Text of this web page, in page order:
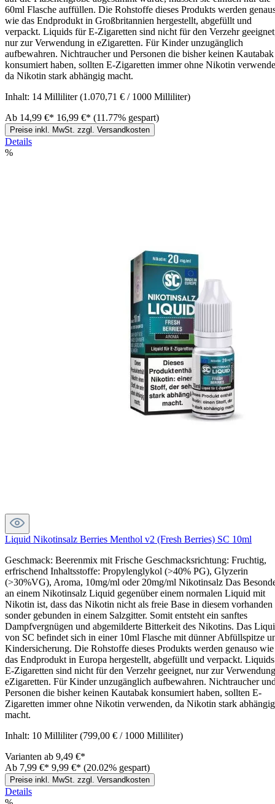
60ml Flasche auffüllen. Die Rohstoffe dieses Produkts werden
wie das Endprodukt in Großbritannien hergestellt, abgefüllt und
verpackt. Liquids für E-Zigaretten sind nicht für den Verzehr
nur zur Verwendung in eZigaretten. Für Kinder unzugänglich
aufbewahren. Nichtraucher und Personen die bisher keinen Kautabak
konsumiert haben, sollten E-Zigaretten immer ohne Nikotin
da Nikotin stark abhängig macht.
Inhalt: 14 Milliliter(1.070,71 € / 1000 Milliliter)
Ab 14,99 €* 16,99 €* (11.77% gespart)
Preise inkl. MwSt. zzgl. Versandkosten
Details
%
Liquid Nikotinsalz Berries Menthol v2 (Fresh Berries) SC 10ml
Geschmack: Beerenmix mit Frische Geschmacksrichtung: Fruchtig,
erfrischend Inhaltsstoffe: Propylenglykol (>40% PG), Glyzerin
(>30%VG), Aroma, 10mg/ml oder 20mg/ml Nikotinsalz Das
an einem Nikotinsalz Liquid gegenüber einem normalen Liquid mit
Nikotin ist, dass das Nikotin nicht als freie Base in diesem vorhanden
sonder gebunden in einem Salzgitter. Somit entsteht ein sanftes
Dampfvergnügen und abgemilderte Bitterkeit des Nikotins. Das
von SC befindet sich in einer 10ml Flasche mit dünner Abfüllspitze
Kindersicherung. Die Rohstoffe dieses Produkts werden genauso wie
das Endprodukt in Europa hergestellt, abgefüllt und verpackt.
E-Zigaretten sind nicht für den Verzehr geeignet, nur zur
eZigaretten. Für Kinder unzugänglich aufbewahren. Nichtraucher
Personen die bisher keinen Kautabak konsumiert haben, sollten E-
Zigaretten immer ohne Nikotin verwenden, da Nikotin stark abhängig
macht.
Inhalt: 10 Milliliter(799,00 € / 1000 Milliliter)
Varianten ab 9,49 €*
Ab 7,99 €* 9,99 €* (20.02% gespart)
Preise inkl. MwSt. zzgl. Versandkosten
Details